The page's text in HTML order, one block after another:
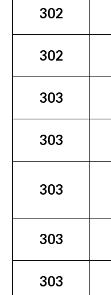
302
302
303
303
303
303
303